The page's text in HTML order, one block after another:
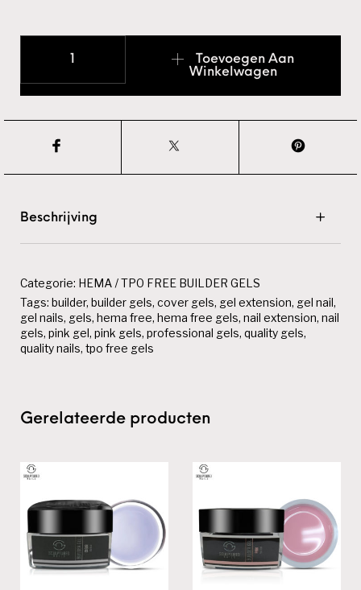
Toevoegen Aan
Winkelwagen
Beschrijving
Categorie: HEMA / TPO FREE BUILDER GELS
Tags: builder, builder gels,cover gels, gel extension, gel nail,
gel nails, gels, hema free, hema free gels,nail extension,nail
gels,pink gel,pink gels,professional gels,quality gels,
quality nails,tpo free gels
Gerelateerde producten